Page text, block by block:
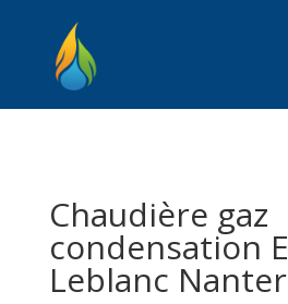
Chaudière gaz
condensation
Leblanc